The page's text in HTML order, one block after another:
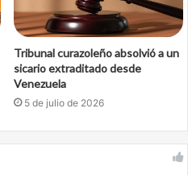
Tribunal curazoleño absolvió a un
sicario extraditado desde
Venezuela
5 de julio de 2026